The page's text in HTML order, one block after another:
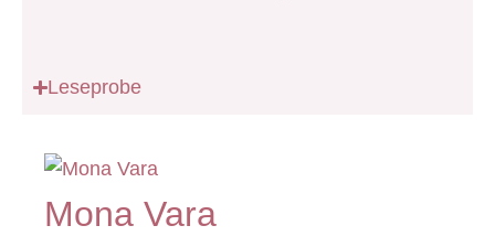
Leseprobe
Mona Vara